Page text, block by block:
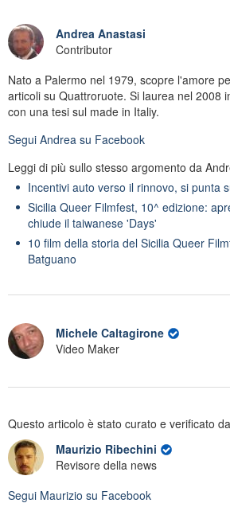
Andrea Anastasi
Contributor
Nato a Palermo nel 1979, scopre l'amore
articoli su Quattroruote. Si laurea nel 2008
con una tesi sul made in Italiy.
Segui Andrea su Facebook
Leggi di più sullo stesso argomento da
Incentivi auto verso il rinnovo, si punta
Sicilia Queer Filmfest, 10^ edizione:
chiude il taiwanese 'Days'
10 film della storia del Sicilia Queer
Batguano
Michele Caltagirone
Video Maker
Questo articolo è stato curato e verificato da
Maurizio Ribechini
Revisore della news
Segui Maurizio su Facebook